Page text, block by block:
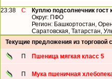
23:38 С
Куплю подсолнечник
Округ: ПФО
Регион: Башкортостан,
Саратовская, Татарстан,
Текущие предложения из торговой
П Пшеница мягкая класс 5
П Мука пшеничная